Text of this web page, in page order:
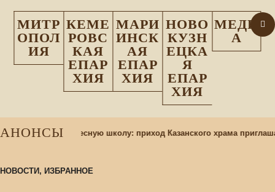
МИТР
ОПОЛ
ИЯ
КЕМЕ
РОВС
КАЯ
ЕПАР
ХИЯ
МАРИ
ИНСК
АЯ
ЕПАР
ХИЯ
НОВО
КУЗН
ЕЦКА
Я
ЕПАР
ХИЯ
МЕДИ
А
АНОНСЫв воскресную школу: приход Казанского храма
НОВОСТИ , ИЗБРАННОЕ